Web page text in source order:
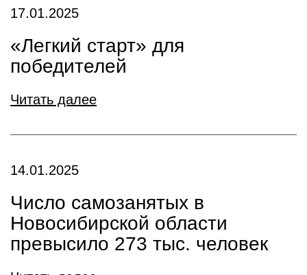
17.01.2025
«Легкий старт» для
победителей
Читать далее
14.01.2025
Число самозанятых в
Новосибирской области
превысило 273 тыс. человек